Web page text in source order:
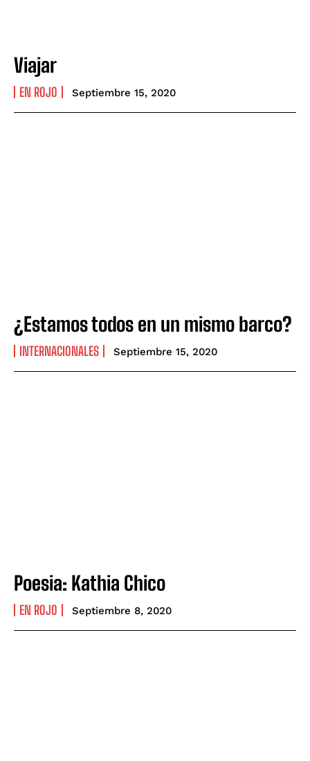
Viajar
EN ROJO Septiembre 15, 2020
¿Estamos todos en un mismo barco?
INTERNACIONALES Septiembre 15, 2020
Poesia: Kathia Chico
EN ROJO Septiembre 8, 2020